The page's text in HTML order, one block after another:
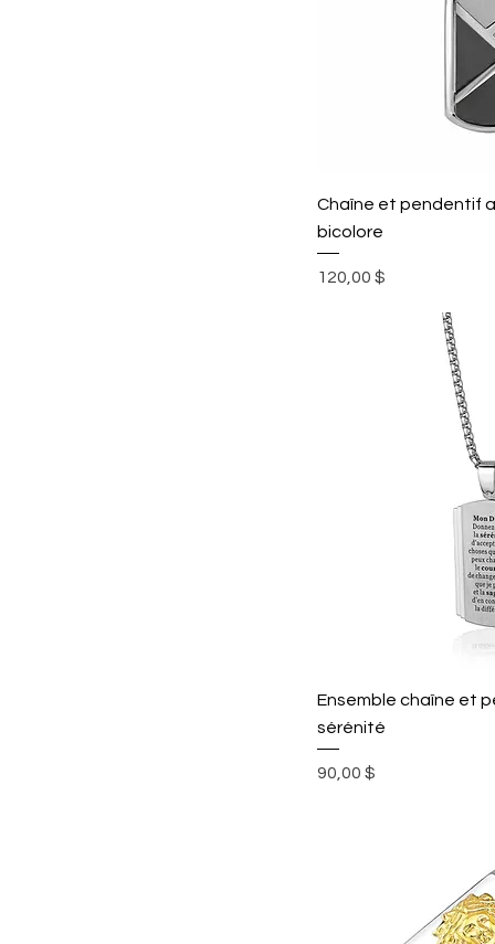
Chaîne et pendentif
bicolore
Prix
120,00 $
Ensemble chaîne et
sérénité
Prix
90,00 $